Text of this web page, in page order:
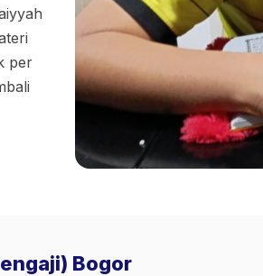
per
Bogor